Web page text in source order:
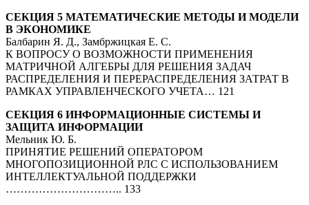
СЕКЦИЯ 5 МАТЕМАТИЧЕСКИЕ МЕТОДЫ И МОДЕЛИ
В ЭКОНОМИКЕ
Балбарин Я. Д., Замбржицкая Е. С.
К ВОПРОСУ О ВОЗМОЖНОСТИ ПРИМЕНЕНИЯ
МАТРИЧНОЙ АЛГЕБРЫ ДЛЯ РЕШЕНИЯ ЗАДАЧ
РАСПРЕДЕЛЕНИЯ И ПЕРЕРАСПРЕДЕЛЕНИЯ ЗАТРАТ В
РАМКАХ УПРАВЛЕНЧЕСКОГО УЧЕТА… 121
СЕКЦИЯ 6 ИНФОРМАЦИОННЫЕ СИСТЕМЫ И
ЗАЩИТА ИНФОРМАЦИИ
Мельник Ю. Б.
ПРИНЯТИЕ РЕШЕНИЙ ОПЕРАТОРОМ
МНОГОПОЗИЦИОННОЙ РЛС С ИСПОЛЬЗОВАНИЕМ
ИНТЕЛЛЕКТУАЛЬНОЙ ПОДДЕРЖКИ
………………………….. 133